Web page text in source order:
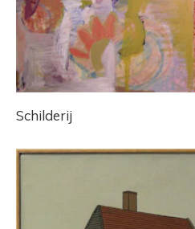
Schilderij